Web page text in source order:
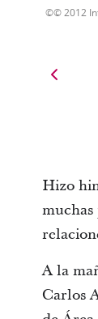
© 2012
Hizo
A la
Carlos